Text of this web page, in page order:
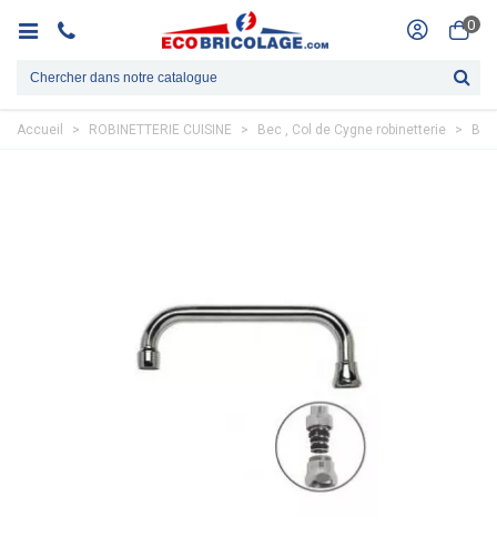
0
Accueil > ROBINETTERIE CUISINE > Bec , Col de Cygne robinetterie >